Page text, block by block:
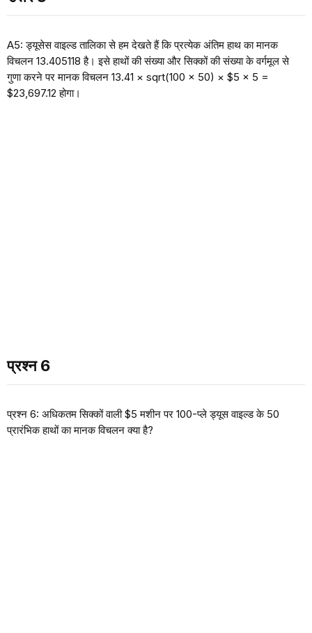
A5: ड्यूसेस वाइल्ड तालिका से हम देखते हैं कि प्रत्येक अंतिम हाथ का मानक
विचलन 13.405118 है। इसे हाथों की संख्या और सिक्कों की संख्या के वर्गमूल से
गुणा करने पर मानक विचलन 13.41 × sqrt(100 × 50) × $5 × 5 =
$23,697.12 होगा।
प्रश्न 6
प्रश्न 6: अधिकतम सिक्कों वाली $5 मशीन पर 100-प्ले ड्यूस वाइल्ड के 50
प्रारंभिक हाथों का मानक विचलन क्या है?